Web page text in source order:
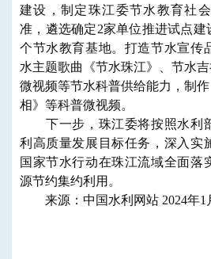
建设，制定珠江委节水教育社
准，遴选确定2家单位推进试点建
个节水教育基地。打造节水宣传
水主题歌曲《节水珠江》、节水
微视频等节水科普供给能力，制
相》等科普微视频。
下一步，珠江委将按照水利
利高质量发展目标任务，深入实
国家节水行动在珠江流域全面落
源节约集约利用。
来源：中国水利网站 2024年1